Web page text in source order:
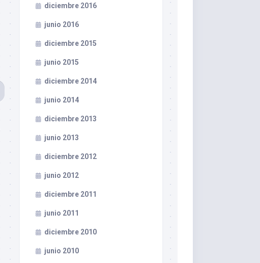
diciembre 2016
junio 2016
diciembre 2015
junio 2015
diciembre 2014
junio 2014
diciembre 2013
junio 2013
diciembre 2012
junio 2012
diciembre 2011
junio 2011
diciembre 2010
junio 2010